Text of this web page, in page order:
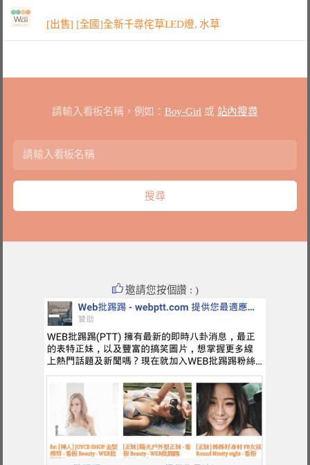
[出售] [全國]全新千尋侘草LED燈, 水草
請輸入看板名稱，例如： Boy-Girl 或 站內搜尋
邀請您按個讚 : )